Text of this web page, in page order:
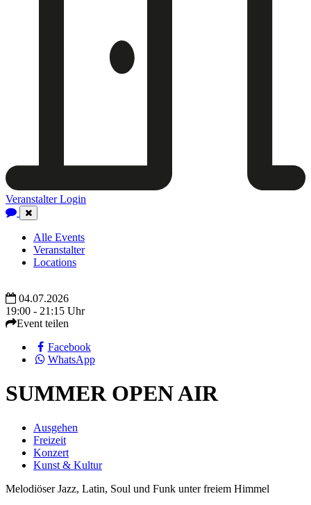
Veranstalter Login
Close
Navigation
Alle Events
Veranstalter
Locations
04.07.2026
19:00 - 21:15 Uhr
Event teilen
Facebook
WhatsApp
SUMMER OPEN AIR
Ausgehen
Freizeit
Konzert
Kunst & Kultur
Melodiöser Jazz, Latin, Soul und Funk unter freiem Himmel